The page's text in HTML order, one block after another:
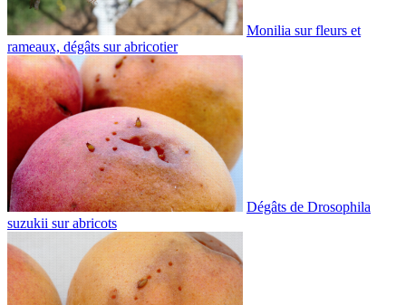
Monilia sur fleurs et
rameaux, dégâts sur abricotier
Dégâts de Drosophila
suzukii sur abricots